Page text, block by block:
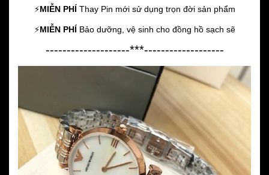
⚡️MIỄN PHÍ Thay Pin mới sử dụng trọn đời sản phẩm
⚡️MIỄN PHÍ Bảo dưỡng, vệ sinh cho đồng hồ sạch sẽ
--------------------***-------------------